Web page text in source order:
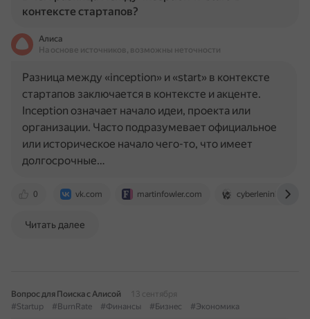
контексте стартапов?
Алиса
На основе источников, возможны неточности
0 vk.com martinfowler.com cyberleninka.ru
Разница между «inception» и «start» в контексте
стартапов заключается в контексте и акценте.
Inception означает начало идеи, проекта или
организации. Часто подразумевает официальное
или историческое начало чего-то, что имеет
долгосрочные…
Читать далее
Вопрос для Поиска с Алисой
13 сентября
#Startup
#BurnRate #Финансы #Бизнес #Экономика